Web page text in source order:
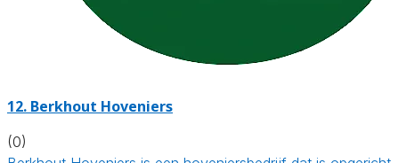
12. Berkhout Hoveniers
(0)